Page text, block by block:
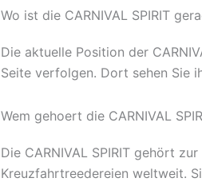
Wo ist die CARNIVAL SPIRIT
Die aktuelle Position der
Seite verfolgen. Dort sehen Sie
Wem gehoert die CARNIVAL
Die CARNIVAL SPIRIT gehört
Kreuzfahrtreedereien weltweit.